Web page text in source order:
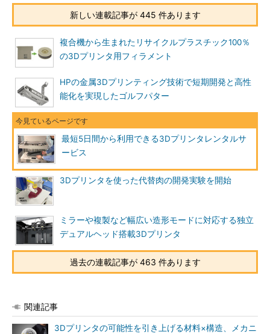
新しい連載記事が 445 件あります
複合機から生まれたリサイクルプラスチック100％
の3Dプリンタ用フィラメント
HPの金属3Dプリンティング技術で短期開発と高性
能化を実現したゴルフパター
最短5日間から利用できる3Dプリンタレンタルサ
ービス
3Dプリンタを使った代替肉の開発実験を開始
ミラーや複製など幅広い造形モードに対応する独立
デュアルヘッド搭載3Dプリンタ
過去の連載記事が 463 件あります
関連記事
3Dプリンタの可能性を引き上げる材料×構造、メカニ